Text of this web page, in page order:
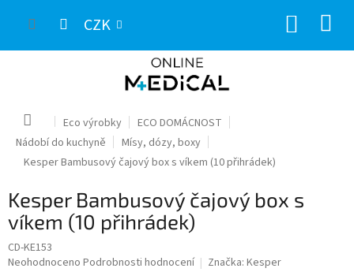
CZK
Domů Eco výrobky
ECO DOMÁCNOST
Nádobí do kuchyně
Mísy, dózy, boxy
Kesper Bambusový čajový box s víkem (10 přihrádek)
Kesper Bambusový čajový box s
víkem (10 přihrádek)
CD-KE153
Průměrné
Neohodnoceno Podrobnosti hodnocení Značka: Kesper